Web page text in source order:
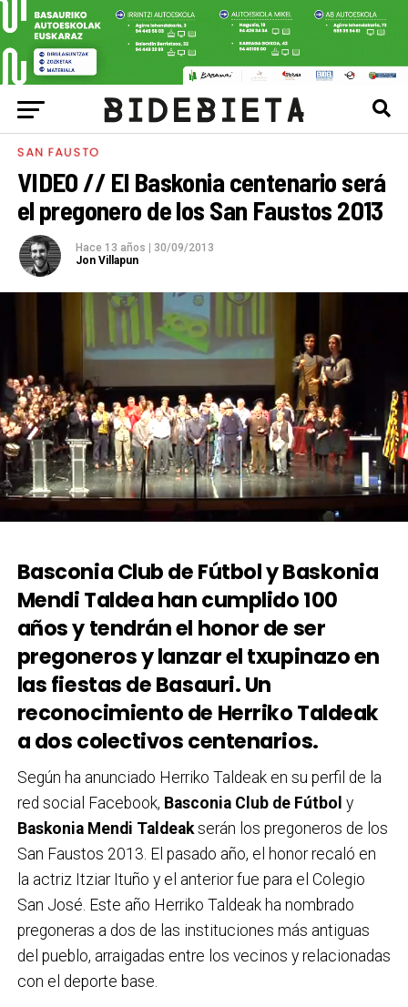
SAN FAUSTO
VIDEO // El Baskonia centenario será
el pregonero de los San Faustos 2013
Hace 13 años
30/09/2013
Jon Villapun
Basconia Club de Fútbol y Baskonia
Mendi Taldea han cumplido 100
años y tendrán el honor de ser
pregoneros y lanzar el txupinazo en
las fiestas de Basauri. Un
reconocimiento de Herriko Taldeak
a dos colectivos centenarios.
Según ha anunciado Herriko Taldeak en su perfil de la
red social Facebook, Basconia Club de Fútbol y
Baskonia Mendi Taldeakserán los pregoneros de los
San Faustos 2013. El pasado año, el honor recaló en
la actriz Itziar Ituño y el anterior fue para el Colegio
San José. Este año Herriko Taldeak ha nombrado
pregoneras a dos de las instituciones más antiguas
del pueblo, arraigadas entre los vecinos y relacionadas
con el deporte base.